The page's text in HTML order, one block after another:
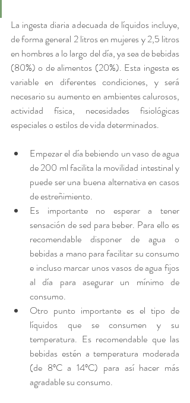
La ingesta diaria adecuada de líquidos incluye,
de forma general 2 litros en mujeres y 2,5 litros
en hombres a lo largo del día, ya sea de bebidas
(80%) o de alimentos (20%). Esta ingesta es
variable en diferentes condiciones, y será
necesario su aumento en ambientes calurosos,
actividad física, necesidades fisiológicas
especiales o estilos de vida determinados.
Empezar el día bebiendo un vaso de agua
de 200 ml facilita la movilidad intestinal y
puede ser una buena alternativa en casos
de estreñimiento.
Es importante no esperar a tener
sensación de sed para beber. Para ello es
recomendable disponer de agua o
bebidas a mano para facilitar su consumo
e incluso marcar unos vasos de agua fijos
al día para asegurar un mínimo de
consumo.
Otro punto importante es el tipo de
líquidos que se consumen y su
temperatura. Es recomendable que las
bebidas estén a temperatura moderada
(de 8ºC a 14ºC) para así hacer más
agradable su consumo.